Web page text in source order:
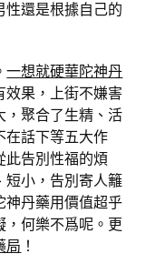
還是根據自己的
一想就硬華陀神丹
效果，上街不嫌害
，聚合了生精、活
在話下等五大作
此告別性福的煩
短小，告別寄人籬
神丹藥用價值超乎
何樂不爲呢。更
局 ！